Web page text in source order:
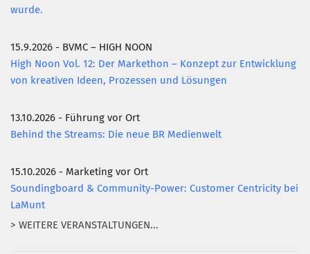
wurde.
15.9.2026 - BVMC – HIGH NOON
High Noon Vol. 12: Der Markethon – Konzept zur Entwicklung
von kreativen Ideen, Prozessen und Lösungen
13.10.2026 - Führung vor Ort
Behind the Streams: Die neue BR Medienwelt
15.10.2026 - Marketing vor Ort
Soundingboard & Community-Power: Customer Centricity bei
LaMunt
> WEITERE VERANSTALTUNGEN...